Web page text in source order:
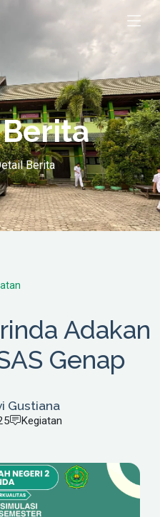
Berita
Adakan
Genap
Gustiana
Kegiatan